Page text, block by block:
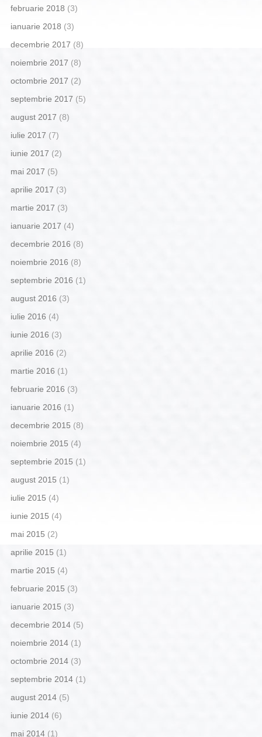
februarie 2018 (3)
ianuarie 2018 (3)
decembrie 2017 (8)
noiembrie 2017 (8)
octombrie 2017 (2)
septembrie 2017 (5)
august 2017 (8)
iulie 2017 (7)
iunie 2017 (2)
mai 2017 (5)
aprilie 2017 (3)
martie 2017 (3)
ianuarie 2017 (4)
decembrie 2016 (8)
noiembrie 2016 (8)
septembrie 2016 (1)
august 2016 (3)
iulie 2016 (4)
iunie 2016 (3)
aprilie 2016 (2)
martie 2016 (1)
februarie 2016 (3)
ianuarie 2016 (1)
decembrie 2015 (8)
noiembrie 2015 (4)
septembrie 2015 (1)
august 2015 (1)
iulie 2015 (4)
iunie 2015 (4)
mai 2015 (2)
aprilie 2015 (1)
martie 2015 (4)
februarie 2015 (3)
ianuarie 2015 (3)
decembrie 2014(5)
noiembrie 2014(1)
octombrie 2014(3)
septembrie 2014(1)
august 2014(5)
iunie 2014(6)
mai 2014(1)